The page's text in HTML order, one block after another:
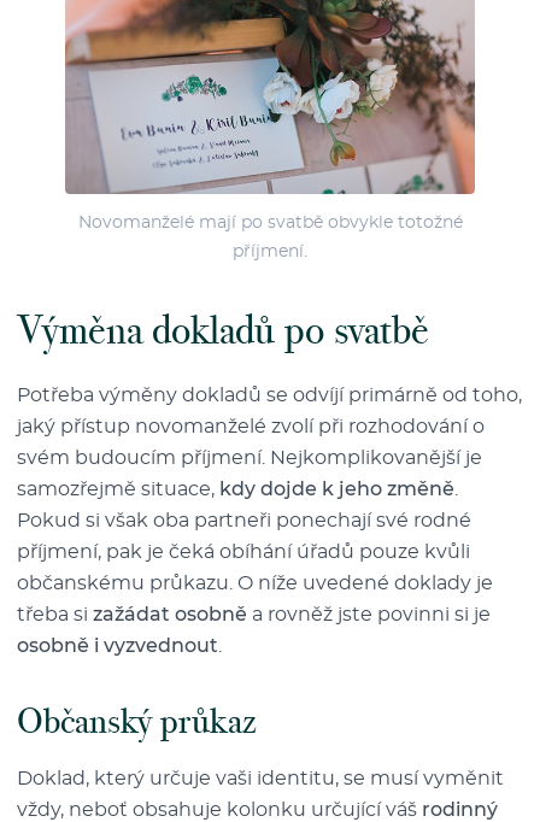
Novomanželé mají po svatbě obvykle totožné
příjmení.
Výměna dokladů po svatbě
Potřeba výměny dokladů se odvíjí primárně od toho,
jaký přístup novomanželé zvolí při rozhodování o
svém budoucím příjmení. Nejkomplikovanější je
samozřejmě situace, kdy dojde k jeho změně.
Pokud si však oba partneři ponechají své rodné
příjmení, pak je čeká obíhání úřadů pouze kvůli
občanskému průkazu. O níže uvedené doklady je
třeba si zažádat osobně a rovněž jste povinni si je
osobně i vyzvednout.
Občanský průkaz
Doklad, který určuje vaši identitu, se musí vyměnit
vždy, neboť obsahuje kolonku určující váš rodinný